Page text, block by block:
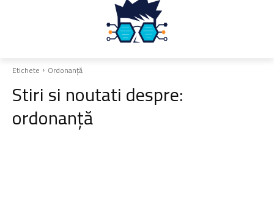
Etichete Ordonanță
Stiri si noutati despre:
ordonanță